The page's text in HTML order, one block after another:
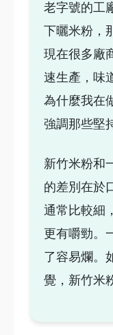
老字號的工
下曬米粉，
現在很多廠
速生產，味
為什麼我在
強調那些堅
新竹米粉和
的差別在於
通常比較細
更有嚼勁。
了容易爛。
覺，新竹米